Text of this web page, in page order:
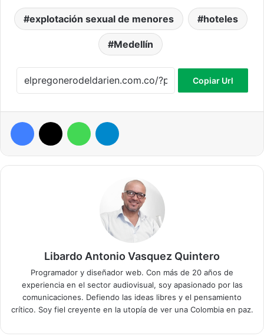
explotación sexual de menores hoteles
Medellín
Copiar Url
Facebook WhatsApp
Libardo Antonio Vasquez Quintero
Programador y diseñador web. Con más de 20 años de
experiencia en el sector audiovisual, soy apasionado por las
comunicaciones. Defiendo las ideas libres y el pensamiento
crítico. Soy fiel creyente en la utopía de ver una Colombia en paz.